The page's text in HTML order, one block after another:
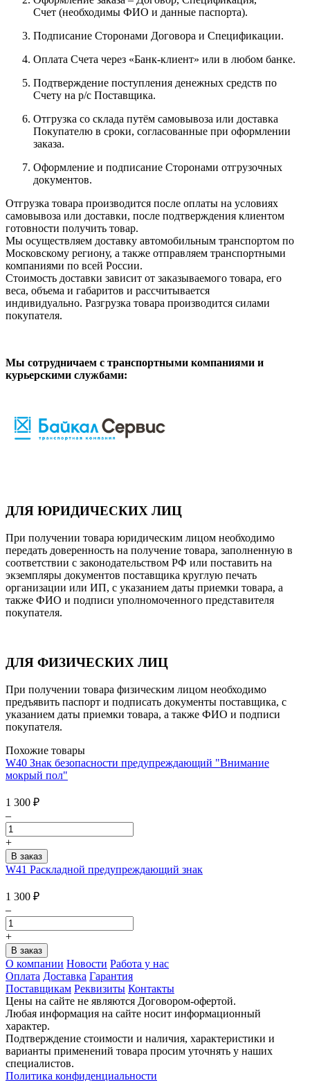
Счет (необходимы ФИО и данные паспорта).
Подписание Сторонами Договора и Спецификации.
Оплата Счета через «Банк-клиент» или в любом банке.
Подтверждение поступления денежных средств по
Счету на р/с Поставщика.
Отгрузка со склада путём самовывоза или доставка
Покупателю в сроки, согласованные при оформлении
заказа.
Оформление и подписание Сторонами отгрузочных
документов.
Отгрузка товара производится после оплаты на условиях
самовывоза или доставки, после подтверждения клиентом
готовности получить товар.
Мы осуществляем доставку автомобильным транспортом по
Московскому региону, а также отправляем транспортными
компаниями по всей России.
Стоимость доставки зависит от заказываемого товара, его
веса, объема и габаритов и рассчитывается
индивидуально. Разгрузка товара производится силами
покупателя.
Мы сотрудничаем с транспортными компаниями и
курьерскими службами:
ДЛЯ ЮРИДИЧЕСКИХ ЛИЦ
При получении товара юридическим лицом необходимо
передать доверенность на получение товара, заполненную в
соответствии с законодательством РФ или поставить на
экземпляры документов поставщика круглую печать
организации или ИП, с указанием даты приемки товара, а
также ФИО и подписи уполномоченного представителя
покупателя.
ДЛЯ ФИЗИЧЕСКИХ ЛИЦ
При получении товара физическим лицом необходимо
предъявить паспорт и подписать документы поставщика, с
указанием даты приемки товара, а также ФИО и подписи
покупателя.
Похожие товары
W40 Знак безопасности предупреждающий "Внимание
мокрый пол"
1 300 ₽
–
+
W41 Раскладной предупреждающий знак
1 300 ₽
–
+
О компании Новости Работа у нас
Оплата Доставка Гарантия
Поставщикам Реквизиты Контакты
Цены на сайте не являются Договором-офертой.
Любая информация на сайте носит информационный
характер.
Подтверждение стоимости и наличия, характеристики и
варианты применений товара просим уточнять у наших
специалистов.
Политика конфиденциальности